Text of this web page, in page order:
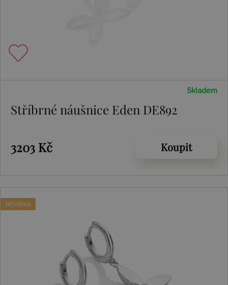
Skladem
Stříbrné náušnice Eden DE892
3203 Kč Koupit
NOVINKA